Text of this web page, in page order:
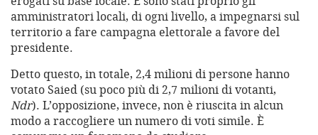
amministratori locali, di ogni livello, a impegnarsi sul
territorio a fare campagna elettorale a favore del
presidente.
Detto questo, in totale, 2,4 milioni di persone hanno
votato Saied (su poco più di 2,7 milioni di votanti,
Ndr). L’opposizione, invece, non è riuscita in alcun
modo a raccogliere un numero di voti simile. È